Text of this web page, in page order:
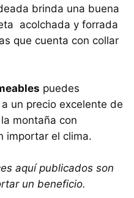
brinda una buena
acolchada y forrada
que cuenta con collar
puedes
un precio excelente de
montaña con
importar el clima.
aquí publicados son
un beneficio.